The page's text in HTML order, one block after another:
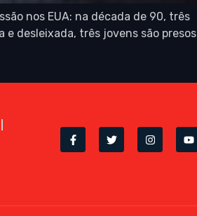
nos EUA: na década de 90, três
desleixada, três jovens são presos